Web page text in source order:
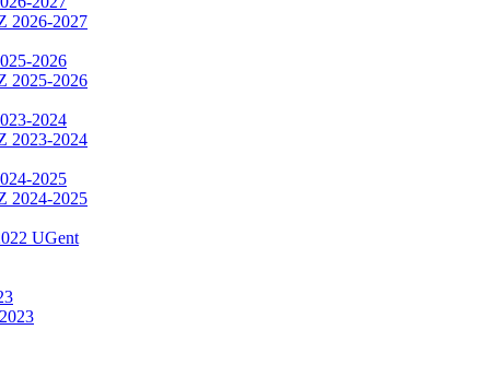
2026-2027
2026
2025-2026
2024
2023-2024
2025
2024-2025
UGent